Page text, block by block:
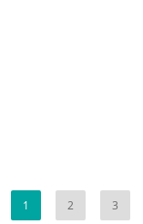
1 2 3